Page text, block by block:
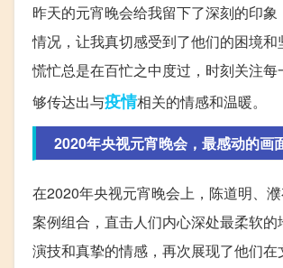
昨天的元宵晚会给我留下了深刻的印
情况，让我真切感受到了他们的困境
慌忙总是在百忙之中度过，时刻关注
够传达出与疫情相关的情感和温暖。
2020年央视元宵晚会，最感动的画
在2020年央视元宵晚会上，陈道明、
案例组合，直击人们内心深处最柔软
演技和真挚的情感，再次展现了他们在